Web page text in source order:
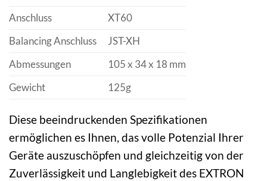
Anschluss
XT60
Balancing Anschluss
JST-XH
Abmessungen
105 x 34 x 18 mm
Gewicht
125g
Diese beeindruckenden Spezifikationen
ermöglichen es Ihnen, das volle Potenzial Ihrer
Geräte auszuschöpfen und gleichzeitig von der
Zuverlässigkeit und Langlebigkeit des EXTRON